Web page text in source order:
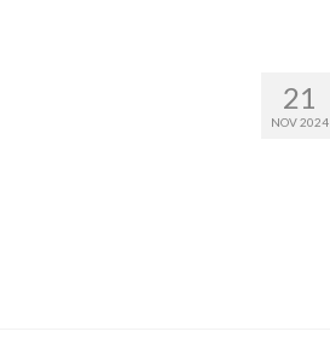
21
NOV 2024